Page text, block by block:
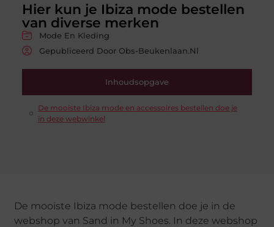
Hier kun je Ibiza mode bestellen
van diverse merken
Mode En Kleding
Gepubliceerd Door Obs-Beukenlaan.nl
Inhoudsopgave
De mooiste Ibiza mode en accessoires bestellen doe je
in deze webwinkel
De mooiste Ibiza mode bestellen doe je in de
webshop van Sand in My Shoes. In deze webshop